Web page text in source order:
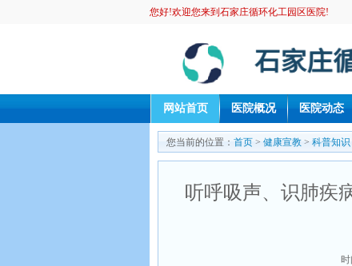
您好!欢迎您来到石家庄循环化工园区医院!
网站首页 医院概况 医院动态
您当前的位置： 首页 > 健康宣教 > 科普知识
听呼吸声、识肺疾